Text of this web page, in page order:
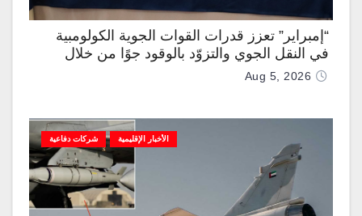
“إمبراير” تعزز قدرات القوات الجوية الكولومبية
في النقل الجوي والتزوّد بالوقود جوًا من خلال
تزويدها بطائرتي “كيه سي-390 ميلينيوم”
Aug 5, 2026
الأخبار الإقليمية شركات دفاعية